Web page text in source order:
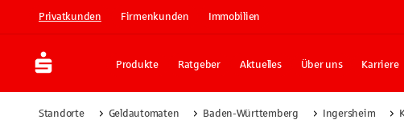
Privatkunden Firmenkunden Immobilien
Produkte Ratgeber Aktuelles Über uns Karriere
Standorte Geldautomaten Baden-Württemberg Ingersheim